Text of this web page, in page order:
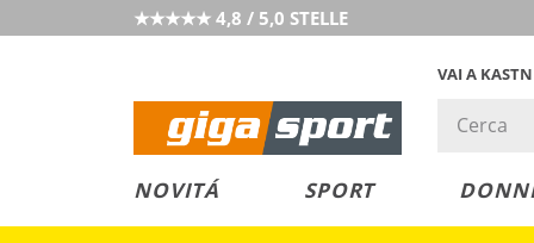
★★★★★ 4,8 / 5,0 STELLE
VAI A
NOVITÁ SPORT